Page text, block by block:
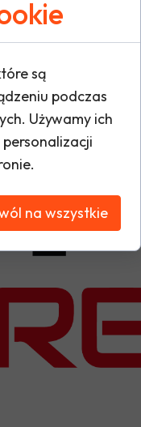
są
podczas
Używamy ich
na wszystkie